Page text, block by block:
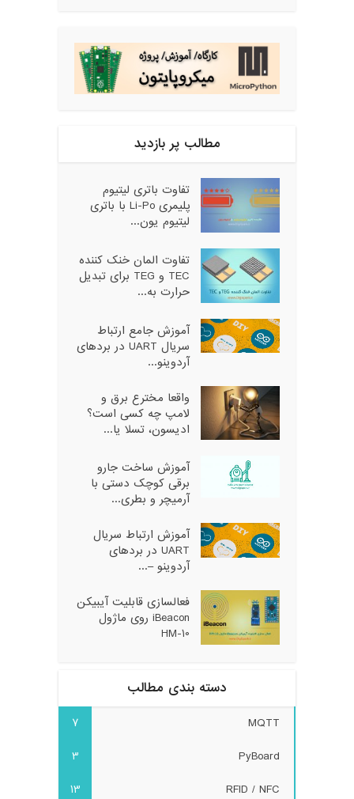
مطالب پر بازدید
تفاوت باتری لیتیوم
پلیمری Li-Po با باتری
لیتیوم یون...
تفاوت المان خنک کننده
TEC و TEG برای تبدیل
حرارت به...
آموزش جامع ارتباط
سریال UART در بردهای
آردوینو...
واقعا مخترع برق و
لامپ چه کسی است؟
ادیسون، تسلا یا...
آموزش ساخت جارو
برقی کوچک دستی با
آرمیچر و بطری...
آموزش ارتباط سریال
UART در بردهای
آردوینو –...
فعالسازی قابلیت آیبیکن
iBeacon روی ماژول
HM-10
دسته بندی مطالب
MQTT
7
PyBoard
3
RFID / NFC
13